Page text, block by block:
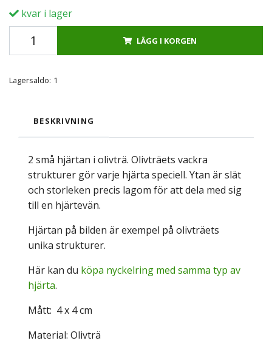
kvar i lager
LÄGG I KORGEN
Lagersaldo: 1
BESKRIVNING
2 små hjärtan i olivträ. Olivträets vackra
strukturer gör varje hjärta speciell. Ytan är slät
och storleken precis lagom för att dela med sig
till en hjärtevän.
Hjärtan på bilden är exempel på olivträets
unika strukturer.
Här kan du köpa nyckelring med samma typ av
hjärta.
Mått: 4 x 4 cm
Material: Olivträ